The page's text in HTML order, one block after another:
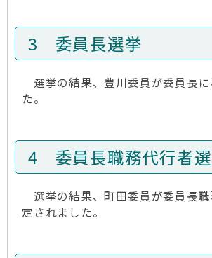
3 委員長選挙
選挙の結果、豊川委員が委員長に
た。
4 委員長職務代行者
選挙の結果、町田委員が委員長
定されました。